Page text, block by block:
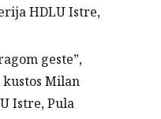
HDLU Istre,
geste”,
kustos Milan
Istre, Pula